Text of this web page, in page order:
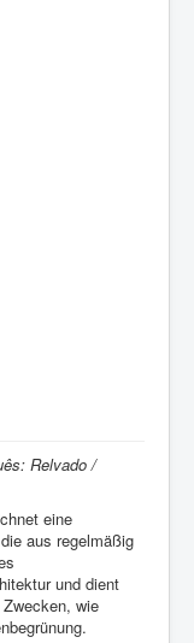
Relvado /
eine
aus regelmäßig
und dient
wie